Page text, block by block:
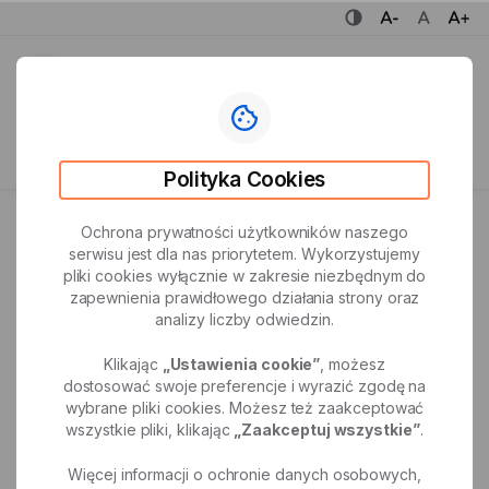
wersja kontrastowa portalumniejsza czcionka
normalna czcionka
Sportu
i Rekreacji
w Mysłowicach
głównej
Strona główna Zarządzenia
udostępnij
Formularz
wyszukiwania
Pole
wyszukiwarki
Polityka Cookies
Ochrona prywatności użytkowników naszego
serwisu jest dla nas priorytetem. Wykorzystujemy
pliki cookies wyłącznie w zakresie niezbędnym do
zapewnienia prawidłowego działania strony oraz
analizy liczby odwiedzin.
Klikając „Ustawienia cookie” , możesz
dostosować swoje preferencje i wyrazić zgodę na
wybrane pliki cookies. Możesz też zaakceptować
wszystkie pliki, klikając
„Zaakceptuj wszystkie”.
Więcej informacji o ochronie danych osobowych,